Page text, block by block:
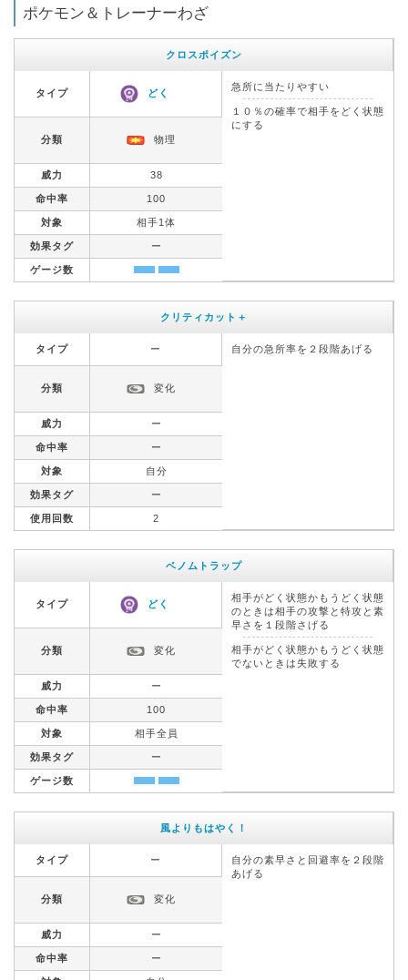
ポケモン＆トレーナーわざ
クロスポイズン
タイプ どく
急所に当たりやすい
１０％の確率で相手をどく状態
にする
分類
物理
威力 38
命中率 100
対象 相手1体
効果タグ ー
ゲージ数
クリティカット＋
タイプ ー 自分の急所率を２段階あげる
分類 変化
威力 ー
命中率 ー
対象 自分
効果タグ ー
使用回数 2
ベノムトラップ
タイプ どく
相手がどく状態かもうどく状態
のときは相手の攻撃と特攻と素
早さを１段階さげる
相手がどく状態かもうどく状態
でないときは失敗する
分類 変化
威力 ー
命中率 100
対象 相手全員
効果タグ ー
ゲージ数
風よりもはやく！
タイプ ー
自分の素早さと回避率を２段階
あげる
分類 変化
威力 ー
命中率 ー